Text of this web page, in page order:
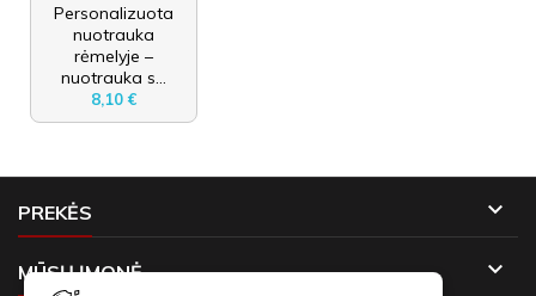
Personalizuota
nuotrauka
rėmelyje –
nuotrauka s...
8,10 €
PREKĖS 
MŪSŲ ĮMONĖ 